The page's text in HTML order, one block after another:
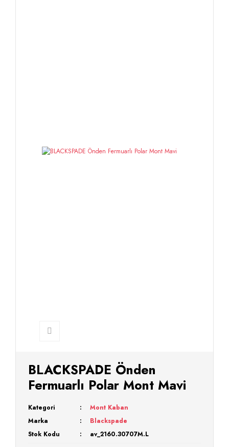
BLACKSPADE Önden
Fermuarlı Polar Mont Mavi
Kategori
Mont Kaban
Marka
Blackspade
Stok Kodu
av_2160.30707M.L